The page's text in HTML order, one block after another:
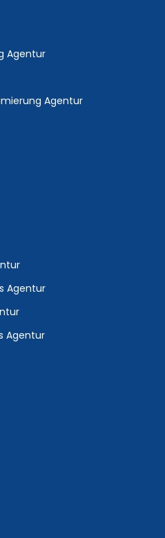
Agentur
Agentur
Agentur
Agentur